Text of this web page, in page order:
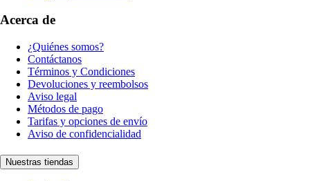
Acerca de
¿Quiénes somos?
Contáctanos
Términos y Condiciones
Devoluciones y reembolsos
Aviso legal
Métodos de pago
Tarifas y opciones de envío
Aviso de confidencialidad
Nuestras tiendas